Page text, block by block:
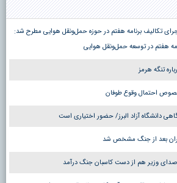
تکالیف برنامه هفتم در حوزه حمل‌ونقل هوایی مطرح شد:
هفتم در توسعه حمل‌ونقل هوایی
تنگه هرمز
احتمال وقوع طوفان
دانشگاه آزاد البرز/ حضور اختیاری است
بعد از جنگ مشخص شد
صدای وزیر هم از دست کاسبان جنگ درآمد